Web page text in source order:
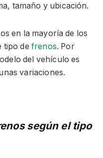
tamaño y ubicación.
en la mayoría de los
tipo de frenos. Por
del vehículo es
variaciones.
según el tipo